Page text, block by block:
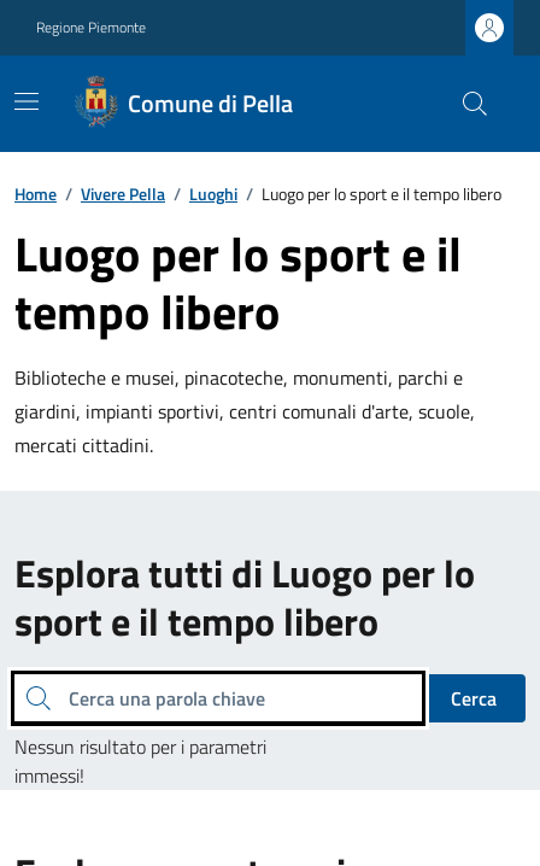
Regione Piemonte
Comune di Pella
Home / Vivere Pella / Luoghi / Luogo per lo sport e il tempo libero
Luogo per lo sport e il
tempo libero
Biblioteche e musei, pinacoteche, monumenti, parchi e
giardini, impianti sportivi, centri comunali d'arte, scuole,
mercati cittadini.
Esplora tutti di Luogo per lo
sport e il tempo libero
Cerca una parola chiave
Cerca
Nessun risultato per i parametri
immessi!